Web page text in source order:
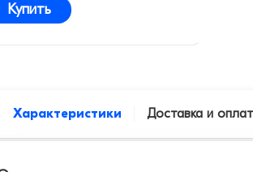
Купить
Характеристики Доставка и